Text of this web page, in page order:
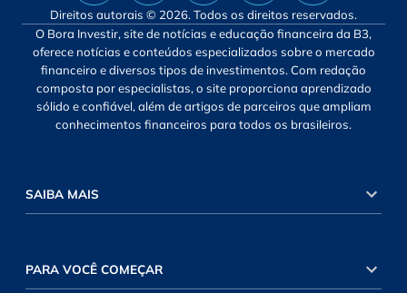
Direitos autorais © 2026. Todos os direitos reservados.
O Bora Investir, site de notícias e educação financeira da B3,
oferece notícias e conteúdos especializados sobre o mercado
financeiro e diversos tipos de investimentos. Com redação
composta por especialistas, o site proporciona aprendizado
sólido e confiável, além de artigos de parceiros que ampliam
conhecimentos financeiros para todos os brasileiros.
SAIBA MAIS
PARA VOCÊ COMEÇAR